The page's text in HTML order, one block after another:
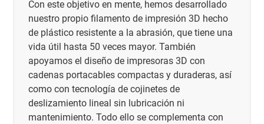
Con este objetivo en mente, hemos desarrollado
nuestro propio filamento de impresión 3D hecho
de plástico resistente a la abrasión, que tiene una
vida útil hasta 50 veces mayor. También
apoyamos el diseño de impresoras 3D con
cadenas portacables compactas y duraderas, así
como con tecnología de cojinetes de
deslizamiento lineal sin lubricación ni
mantenimiento. Todo ello se complementa con